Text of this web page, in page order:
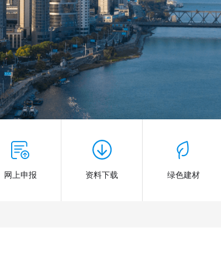
网上申报 资料下载 绿色建材